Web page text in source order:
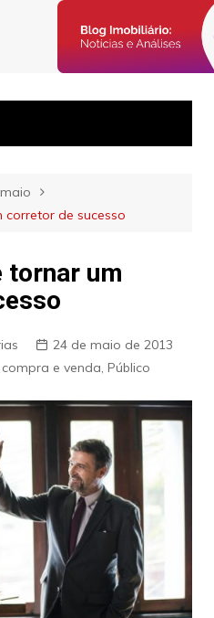
Blog Homer:
Mercado
Imobiliário,
imobiliário e dicas para
parceiros e venderem mais.
maio
de sucesso
tornar um
24 de maio de 2013
e venda, Público